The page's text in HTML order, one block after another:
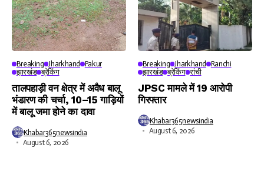
Breaking Jharkhand
Pakur
झारखंड ब्रेकिंग
तालपहाड़ी वन क्षेत्र में अवैध बालू
भंडारण की चर्चा, 10–15 गाड़ियों
में बालू जमा होने का दावा
Khabar365newsindia
August 6, 2026
Breaking Jharkhand
Ranchi
झारखंड ब्रेकिंग रांची
JPSC मामले में 19 आरोपी
गिरफ्तार
Khabar365newsindia
August 6, 2026